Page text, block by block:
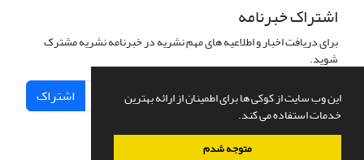
این وب سایت از کوکی ها برای اطمینان از ارائه بهترین
خدمات استفاده می کند.
متوجه شدم
اشتراک خبرنامه
برای دریافت اخبار و اطلاعیه های مهم نشریه در خبرنامه نشریه مشترک
شوید.
اشتراک